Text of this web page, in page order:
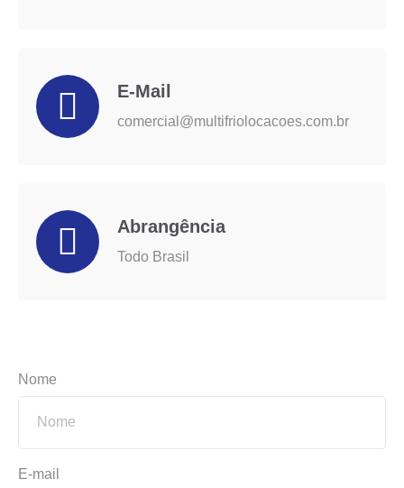
E-Mail
comercial@multifriolocacoes.com.br
Abrangência
Todo Brasil
Nome
E-mail